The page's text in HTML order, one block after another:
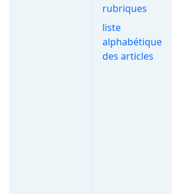
rubriques
liste
alphabétique
des articles